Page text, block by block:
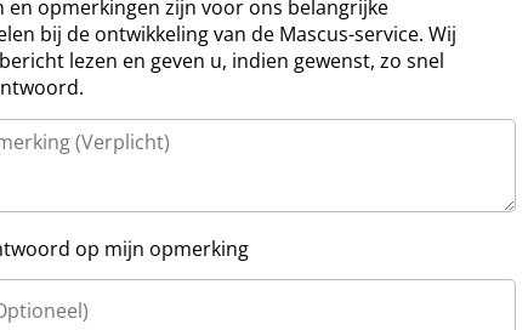
en opmerkingen zijn voor ons belangrijke
bij de ontwikkeling van de Mascus-service. Wij
lezen en geven u, indien gewenst, zo snel
op mijn opmerking